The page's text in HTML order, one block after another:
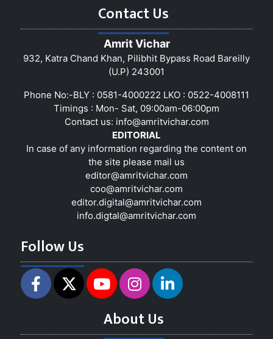
Contact Us
Amrit Vichar
932, Katra Chand Khan, Pilibhit Bypass Road Bareilly
(U.P) 243001
Phone No:-BLY : 0581-4000222 LKO : 0522-4008111
Timings : Mon- Sat, 09:00am-06:00pm
Contact us: info@amritvichar.com
EDITORIAL
In case of any information regarding the content on
the site please mail us
editor@amritvichar.com
coo@amritvichar.com
editor.digital@amritvichar.com
info.digtal@amritvichar.com
Follow Us
About Us